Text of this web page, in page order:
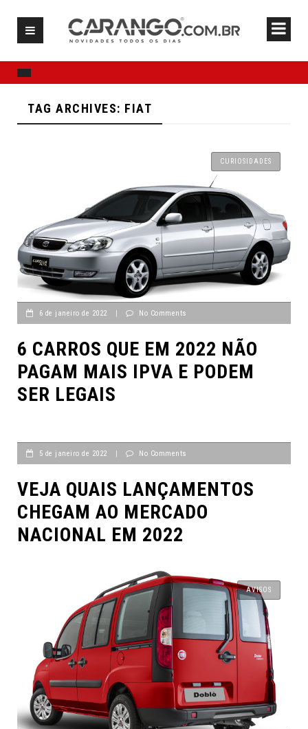
TAG ARCHIVES: FIAT
CURIOSIDADES
6 de janeiro de 2022 No Comments
6 CARROS QUE EM 2022 NÃO
PAGAM MAIS IPVA E PODEM
SER LEGAIS
5 de janeiro de 2022 No Comments
VEJA QUAIS LANÇAMENTOS
CHEGAM AO MERCADO
NACIONAL EM 2022
AVISOS